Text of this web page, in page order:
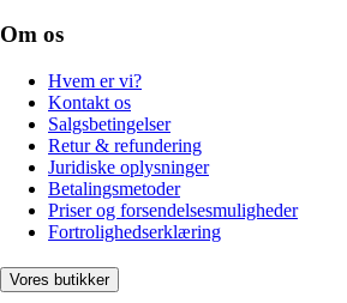
Om os
Hvem er vi?
Kontakt os
Salgsbetingelser
Retur & refundering
Juridiske oplysninger
Betalingsmetoder
Priser og forsendelsesmuligheder
Fortrolighedserklæring
Vores butikker